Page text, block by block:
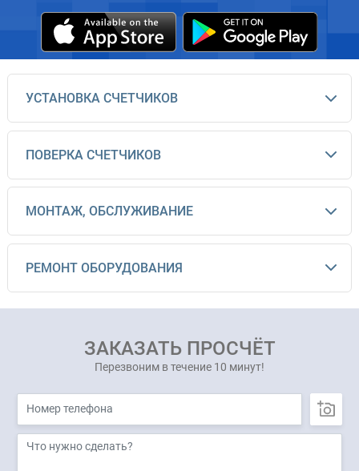
УСТАНОВКА СЧЕТЧИКОВ
ПОВЕРКА СЧЕТЧИКОВ
МОНТАЖ, ОБСЛУЖИВАНИЕ
РЕМОНТ ОБОРУДОВАНИЯ
ЗАКАЗАТЬ ПРОСЧЁТ
Перезвоним в течение 10 минут!